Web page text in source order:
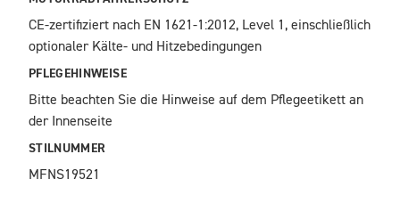
CE-zertifiziert nach EN 1621-1:2012, Level 1, einschließlich
optionaler Kälte- und Hitzebedingungen
PFLEGEHINWEISE
Bitte beachten Sie die Hinweise auf dem Pflegeetikett an
der Innenseite
STILNUMMER
MFNS19521